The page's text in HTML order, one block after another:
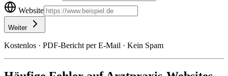
Website
Weiter
Kostenlos · PDF-Bericht per E-Mail · Kein Spam